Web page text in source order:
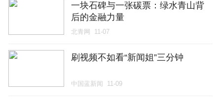
一块石碑与一张碳票：绿水青山背
后的金融力量
北青网 11-07
刷视频不如看“新闻姐”三分钟
中国蓝新闻 11-09